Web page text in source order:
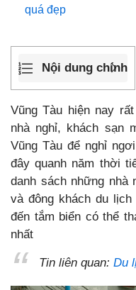
quá đẹp
Nội dung chính
Vũng Tàu hiện nay
nhà nghỉ, khách sạn
Vũng Tàu để nghỉ
đây quanh năm thời
danh sách những nhà
và đông khách du
đến tắm biển có thể
nhất
Tin liên quan: Du